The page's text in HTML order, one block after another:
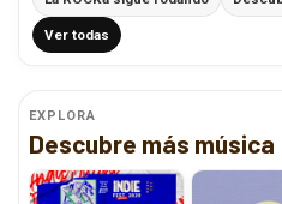
Ver todas
EXPLORA
Descubre más música